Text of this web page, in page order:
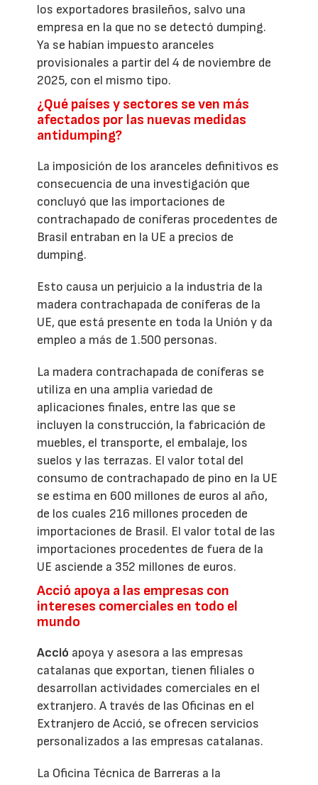
los exportadores brasileños, salvo una
empresa en la que no se detectó dumping.
Ya se habían impuesto aranceles
provisionales a partir del 4 de noviembre de
2025, con el mismo tipo.
¿Qué países y sectores se ven más
afectados por las nuevas medidas
antidumping?
La imposición de los aranceles definitivos es
consecuencia de una investigación que
concluyó que las importaciones de
contrachapado de coníferas procedentes de
Brasil entraban en la UE a precios de
dumping.
Esto causa un perjuicio a la industria de la
madera contrachapada de coníferas de la
UE, que está presente en toda la Unión y da
empleo a más de 1.500 personas.
La madera contrachapada de coníferas se
utiliza en una amplia variedad de
aplicaciones finales, entre las que se
incluyen la construcción, la fabricación de
muebles, el transporte, el embalaje, los
suelos y las terrazas. El valor total del
consumo de contrachapado de pino en la UE
se estima en 600 millones de euros al año,
de los cuales 216 millones proceden de
importaciones de Brasil. El valor total de las
importaciones procedentes de fuera de la
UE asciende a 352 millones de euros.
Acció apoya a las empresas con
intereses comerciales en todo el
mundo
Acció apoya y asesora a las empresas
catalanas que exportan, tienen filiales o
desarrollan actividades comerciales en el
extranjero. A través de las Oficinas en el
Extranjero de Acció, se ofrecen servicios
personalizados a las empresas catalanas.
La Oficina Técnica de Barreras a la